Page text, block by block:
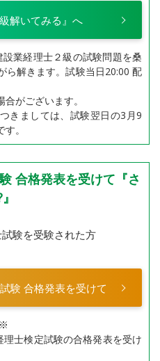
解いてみる』へ
業経理士２級の試験問題を桑
ら解きます。試験当日20:00 配
がございます。
きましては、試験翌日の3月9
。
合格発表を受けて『さ
験を受験された方
験 合格発表を受けて
士検定試験の合格発表を受け